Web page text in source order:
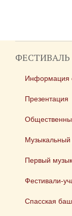
ФЕСТИВАЛЬ
Информация
Презентация
Музыкальный
Первый
Фестивали-
Спасская